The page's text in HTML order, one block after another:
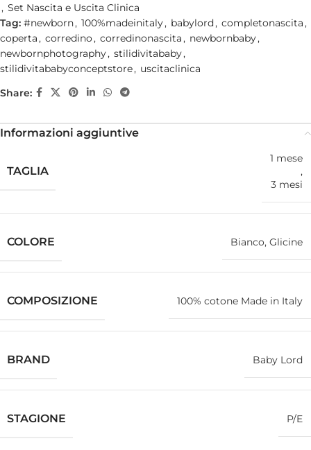
, Set Nascita e Uscita Clinica
Tag: #newborn, 100%madeinitaly, babylord, completonascita,
coperta, corredino, corredinonascita, newbornbaby,
newbornphotography, stilidivitababy,
stilidivitababyconceptstore, uscitaclinica
Share:
Informazioni aggiuntive
TAGLIA
1 mese
,
3 mesi
COLORE Bianco, Glicine
COMPOSIZIONE 100% cotone Made in Italy
BRAND Baby Lord
STAGIONE P/E